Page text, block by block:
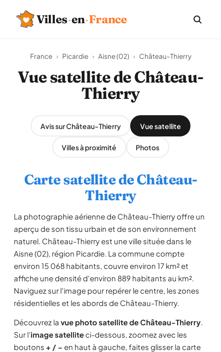
Villes·en·France
France › Picardie › Aisne (02) › Château-Thierry
Vue satellite de Château-
Thierry
Avis sur Château-Thierry Vue satellite
Villes à proximité Photos
Carte satellite de Château-
Thierry
La photographie aérienne de Château-Thierry offre un
aperçu de son tissu urbain et de son environnement
naturel. Château-Thierry est une ville située dans le
Aisne (02), région Picardie. La commune compte
environ 15 068 habitants, couvre environ 17 km² et
affiche une densité d'environ 889 habitants au km².
Naviguez sur l'image pour repérer le centre, les zones
résidentielles et les abords de Château-Thierry.
Découvrez la vue photo satellite de Château-Thierry.
Sur l'image satelliteci-dessous, zoomez avec les
boutons + / − en haut à gauche, faites glisser la carte